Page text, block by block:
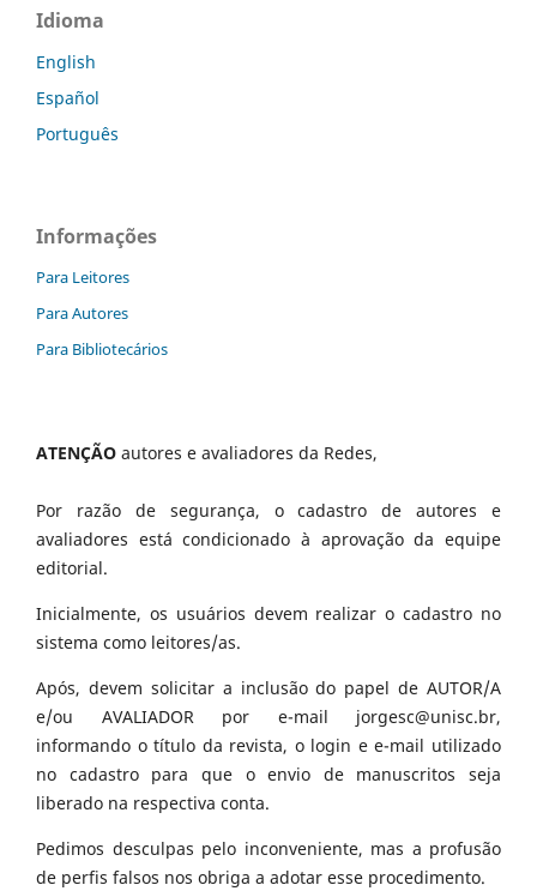
Idioma
English
Español
Português
Informações
Para Leitores
Para Autores
Para Bibliotecários
ATENÇÃO autores e avaliadores da Redes,
Por razão de segurança, o cadastro de autores e
avaliadores está condicionado à aprovação da equipe
editorial.
Inicialmente, os usuários devem realizar o cadastro no
sistema como leitores/as.
Após, devem solicitar a inclusão do papel de AUTOR/A
e/ou AVALIADOR por e-mail jorgesc@unisc.br,
informando o título da revista, o login e e-mail utilizado
no cadastro para que o envio de manuscritos seja
liberado na respectiva conta.
Pedimos desculpas pelo inconveniente, mas a profusão
de perfis falsos nos obriga a adotar esse procedimento.